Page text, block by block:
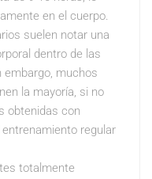
en el cuerpo.
suelen notar una
dentro de las
embargo, muchos
la mayoría, si no
obtenidas con
regular
totalmente